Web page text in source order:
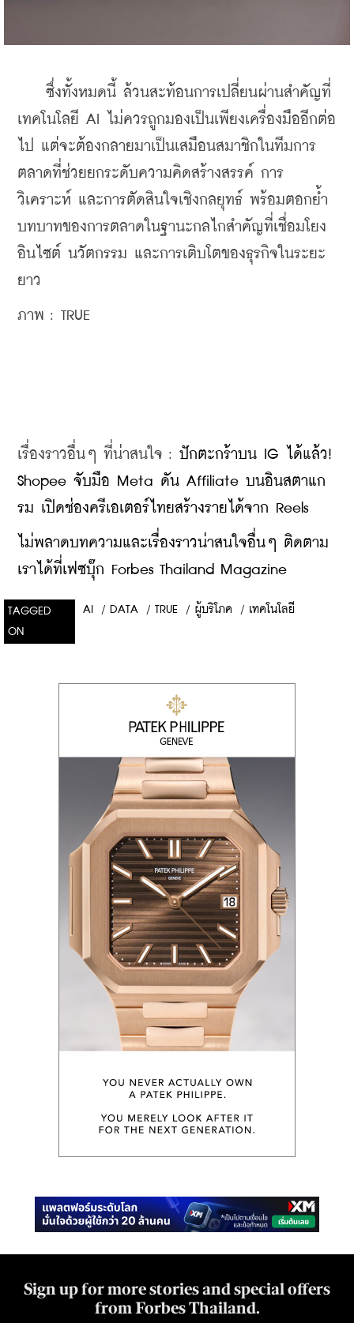
ซึ่งทั้งหมดนี้ ล้วนสะท้อนการเปลี่ยนผ่านสำคัญที่
เทคโนโลยี AI ไม่ควรถูกมองเป็นเพียงเครื่องมืออีกต่อ
ไป แต่จะต้องกลายมาเป็นเสมือนสมาชิกในทีมการ
ตลาดที่ช่วยยกระดับความคิดสร้างสรรค์ การ
วิเคราะห์ และการตัดสินใจเชิงกลยุทธ์ พร้อมตอกย้ำ
บทบาทของการตลาดในฐานะกลไกสำคัญที่เชื่อมโยง
อินไซต์ นวัตกรรม และการเติบโตของธุรกิจในระยะ
ยาว
ภาพ : TRUE
เรื่องราวอื่นๆ ที่น่าสนใจ : ปักตะกร้าบน IG ได้แล้ว!
Shopee จับมือ Meta ดัน Affiliate บนอินสตาแก
รม เปิดช่องครีเอเตอร์ไทยสร้างรายได้จาก Reels
​ไม่พลาดบทความและเรื่องราวน่าสนใจอื่นๆ ติดตาม
เราได้ที่เฟซบุ๊ก Forbes Thailand Magazine
TAGGED
ON
AI / DATA / TRUE / ผู้บริโภค / เทคโนโลยี
Sign up for more stories and special offers
from Forbes Thailand.